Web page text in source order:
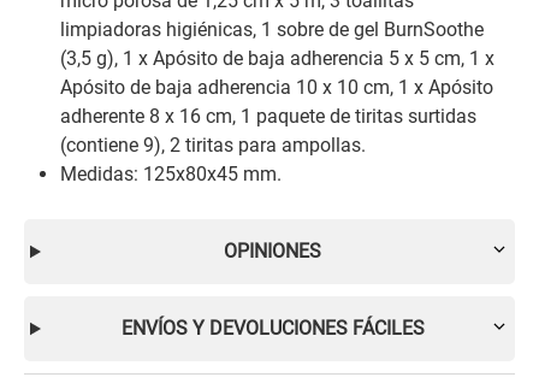
limpiadoras higiénicas, 1 sobre de gel BurnSoothe
(3,5 g), 1 x Apósito de baja adherencia 5 x 5 cm, 1 x
Apósito de baja adherencia 10 x 10 cm, 1 x Apósito
adherente 8 x 16 cm, 1 paquete de tiritas surtidas
(contiene 9), 2 tiritas para ampollas.
Medidas: 125x80x45 mm.
OPINIONES
ENVÍOS Y DEVOLUCIONES FÁCILES